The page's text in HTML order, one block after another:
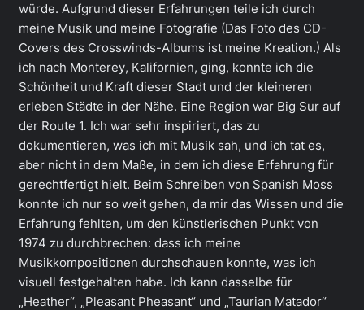
würde. Aufgrund dieser Erfahrungen teile ich durch
meine Musik und meine Fotografie (Das Foto des CD-
Covers des Crosswinds-Albums ist meine Kreation.) Als
ich nach Monterey, Kalifornien, ging, konnte ich die
Schönheit und Kraft dieser Stadt und der kleineren
erleben Städte in der Nähe. Eine Region war Big Sur auf
der Route 1. Ich war sehr inspiriert, das zu
dokumentieren, was ich mit Musik sah, und ich tat es,
aber nicht in dem Maße, in dem ich diese Erfahrung für
gerechtfertigt hielt. Beim Schreiben von Spanish Moss
konnte ich nur so weit gehen, da mir das Wissen und die
Erfahrung fehlten, um den künstlerischen Punkt von
1974 zu durchbrechen: dass ich meine
Musikkompositionen durchschauen konnte, was ich
visuell festgehalten habe. Ich kann dasselbe für
„Heather“, „Pleasant Pheasant“ und „Taurian Matador“